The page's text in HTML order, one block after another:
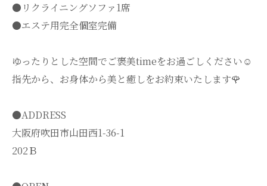
●リクライニングソファ1席
●エステ用完全個室完備
ゆったりとした空間でご褒美timeをお過ごしください☺️
指先から、お身体から美と癒しをお約束いたします🌹
●ADDRESS
大阪府吹田市山田西1-36-1
202Ｂ